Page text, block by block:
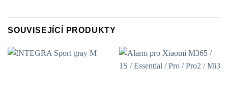
SOUVISEJÍCÍ PRODUKTY